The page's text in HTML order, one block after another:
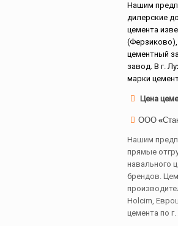
Нашим
дилерские
цемента
цементный
завод. В г.
марки
Цена
ООО
Нашим
прямые
навального
брендов.
Holcim,
цемента по